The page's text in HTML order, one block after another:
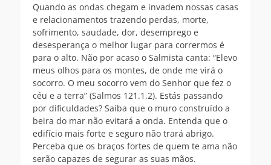
Quando as ondas chegam e invadem nossas casas
e relacionamentos trazendo perdas, morte,
sofrimento, saudade, dor, desemprego e
desesperança o melhor lugar para corrermos é
para o alto. Não por acaso o Salmista canta: “Elevo
meus olhos para os montes, de onde me virá o
socorro. O meu socorro vem do Senhor que fez o
céu e a terra” (Salmos 121.1,2). Estás passando
por dificuldades? Saiba que o muro construído a
beira do mar não evitará a onda. Entenda que o
edifício mais forte e seguro não trará abrigo.
Perceba que os braços fortes de quem te ama não
serão capazes de segurar as suas mãos.